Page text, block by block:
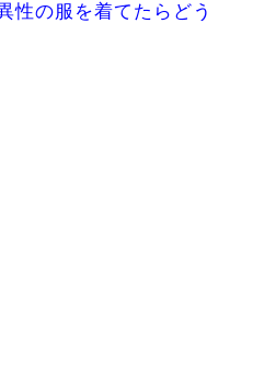
性の服を着てたらどう